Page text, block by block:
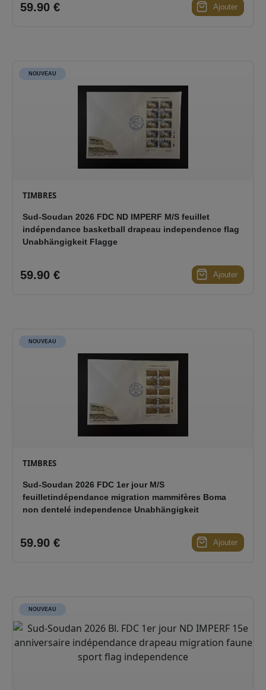
59.90 € Ajouter
NOUVEAU
TIMBRES
Sud-Soudan 2026 FDC ND IMPERF M/S feuillet
indépendance basketball drapeau independence flag
Unabhängigkeit Flagge
59.90 € Ajouter
NOUVEAU
TIMBRES
Sud-Soudan 2026 FDC 1er jour M/S
feuilletindépendance migration mammifères Boma
non dentelé independence Unabhängigkeit
59.90 € Ajouter
NOUVEAU